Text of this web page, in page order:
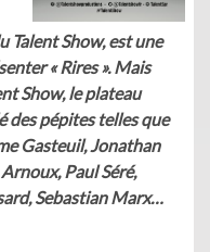
Talent Show, est une
« Rires ». Mais
Show, le plateau
des pépites telles que
Gasteuil, Jonathan
Paul Séré,
Sebastian Marx…